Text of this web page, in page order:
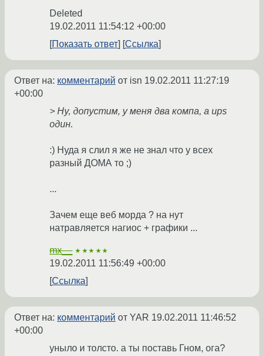
Deleted
19.02.2011 11:54:12 +00:00
Показать ответ
Ссылка
Ответ на: комментарий от isn 19.02.2011 11:27:19
+00:00
> Ну, допустим, у меня два компа, а ups
один.
:) Нуда я слил я же не знал что у всех
разный ДОМА то ;)
...
Зачем еще веб морда ? на нут
натравляется нагиос + графики ...
mx__ ★★★★★
19.02.2011 11:56:49 +00:00
Ссылка
Ответ на: комментарий от YAR 19.02.2011 11:46:52
+00:00
уныло и толсто. а ты поставь Гном, ога?